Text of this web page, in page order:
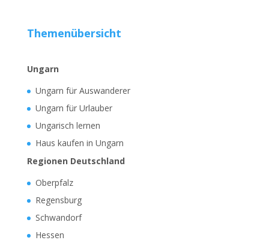
Themenübersicht
Ungarn
Ungarn für Auswanderer
Ungarn für Urlauber
Ungarisch lernen
Haus kaufen in Ungarn
Regionen Deutschland
Oberpfalz
Regensburg
Schwandorf
Hessen